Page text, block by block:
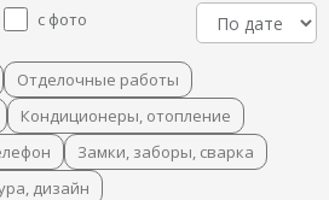
с фото
Отделочные работы
Кондиционеры, отопление
Замки, заборы, сварка
дизайн